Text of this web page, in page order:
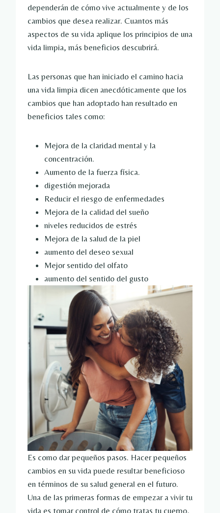
dependerán de cómo vive actualmente y de los
cambios que desea realizar. Cuantos más
aspectos de su vida aplique los principios de una
vida limpia, más beneficios descubrirá.
Las personas que han iniciado el camino hacia
una vida limpia dicen anecdóticamente que los
cambios que han adoptado han resultado en
beneficios tales como:
Mejora de la claridad mental y la
concentración.
Aumento de la fuerza física.
digestión mejorada
Reducir el riesgo de enfermedades
Mejora de la calidad del sueño
niveles reducidos de estrés
Mejora de la salud de la piel
aumento del deseo sexual
Mejor sentido del olfato
aumento del sentido del gusto
Es como dar pequeños pasos. Hacer pequeños
cambios en su vida puede resultar beneficioso
en términos de su salud general en el futuro.
Una de las primeras formas de empezar a vivir tu
vida es tomar control de cómo tratas tu cuerpo,